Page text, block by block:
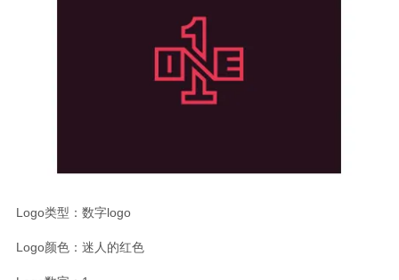
Logo类型：数字logo
Logo颜色：迷人的红色